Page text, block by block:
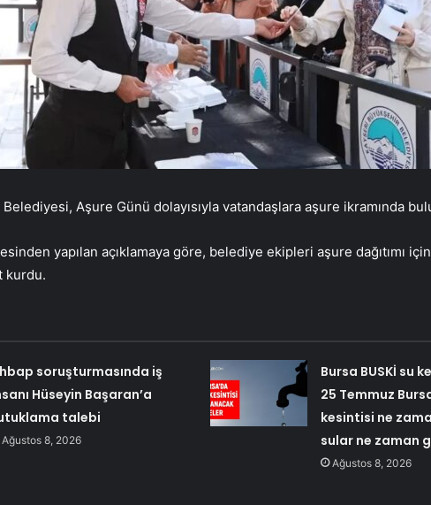
Aşure Günü dolayısıyla vatandaşlara aşure ikramında
yapılan açıklamaya göre, belediye ekipleri aşure dağıtımı
kurdu.
soruşturmasında iş
Hüseyin Başaran’a
talebi
Ağustos 8, 2026
Bursa BUSKİ su
25 Temmuz
kesintisi ne
sular ne zaman
Ağustos 8, 2026